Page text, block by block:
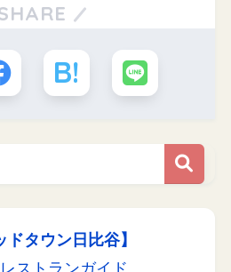
ドタウン日比谷】
ストランガイド